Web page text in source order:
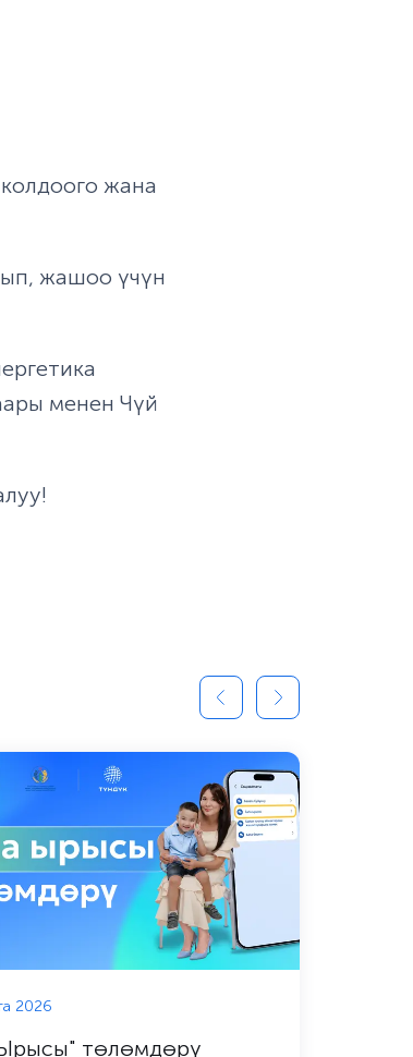
жана
жашоо үчүн
менен Чүй
2026
төлөмдөрү